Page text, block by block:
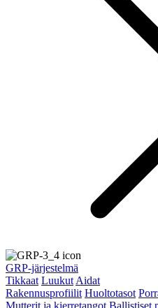
GRP-järjestelmä
Tikkaat Luukut Aidat
Rakennusprofiilit Huoltotasot